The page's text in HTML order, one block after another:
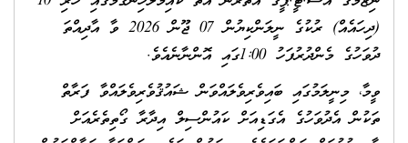
(ދިހައެއް) ރުކުގެ ނީލަންކިޔުން 07 ޖޫން 2026 ވާ އާދިއްތަ
ދުވަހުގެ މެންދުރުފަހު 1:00ގައި އޮންނާނެއެވެ.
ވީމާ، މިނީލަމުގައި ބައިވެރިވެލައްވަން ޝައުޤުވެރިވެލައްވާ ފަރާތް
ތަކުން އެދުވަހުގެ އެގަޑިއަށް ކައުންސިލް އިދާރާ ގޯތިތެރެއަށް